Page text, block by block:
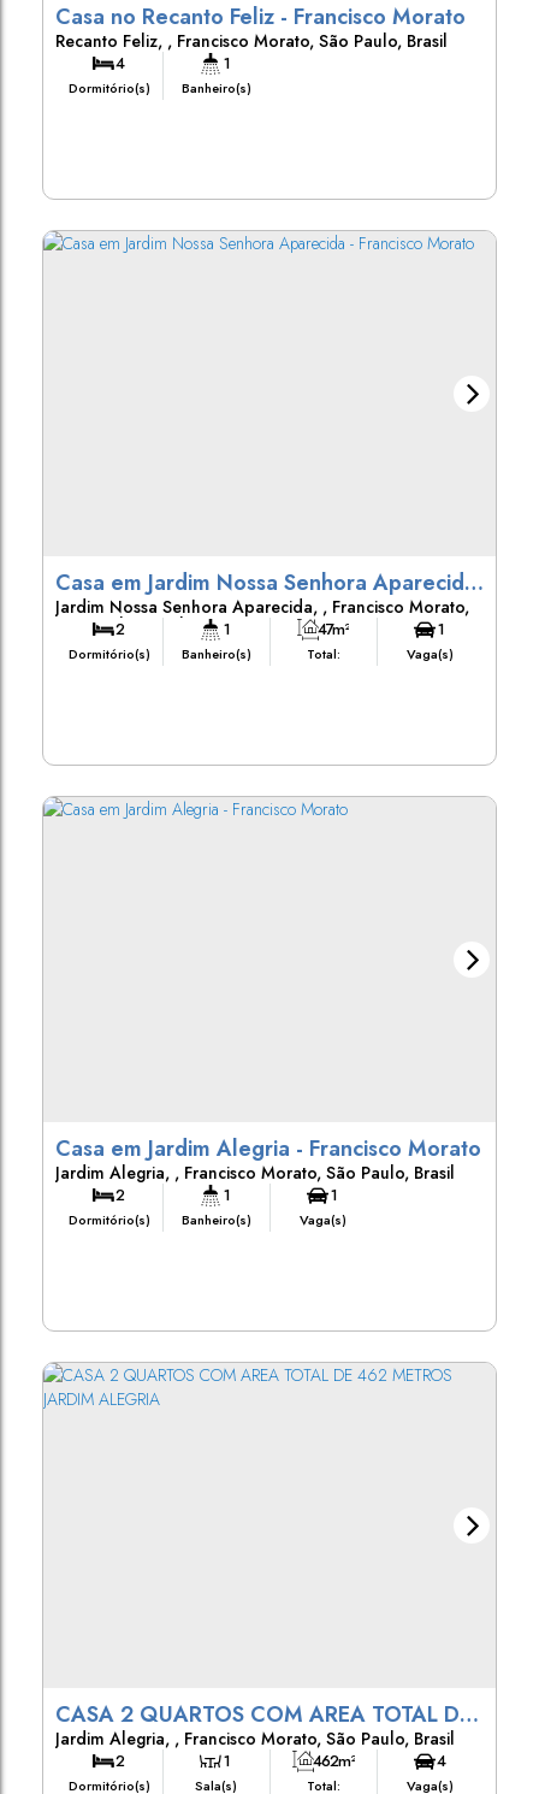
Casa no Recanto Feliz - Francisco Morato
Recanto Feliz , Francisco Morato, São Paulo, Brasil
4
Dormitório(s)
1
Banheiro(s)
Casa em Jardim Nossa Senhora Aparecida
- Francisco Morato
Jardim Nossa Senhora Aparecida , Francisco Morato,
São Paulo Brasil
2
Dormitório(s)
1
Banheiro(s) Total:
47m² 1
Vaga(s)
Casa em Jardim Alegria - Francisco Morato
Jardim Alegria , Francisco Morato, São Paulo, Brasil
2
Dormitório(s)
1
Banheiro(s)
1
Vaga(s)
CASA 2 QUARTOS COM AREA TOTAL DE
462 METROS JARDIM ALEGRIA
Jardim Alegria , Francisco Morato, São Paulo, Brasil
2
Dormitório(s)
1
Sala(s) Total:
462m² 4
Vaga(s)